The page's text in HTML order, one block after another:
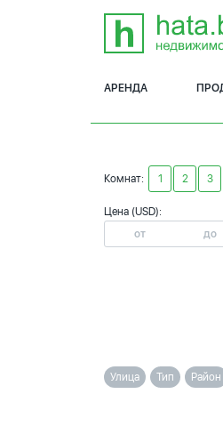
АРЕНДА
Комнат: 1 2 3
Цена (USD):
Улица Тип Район